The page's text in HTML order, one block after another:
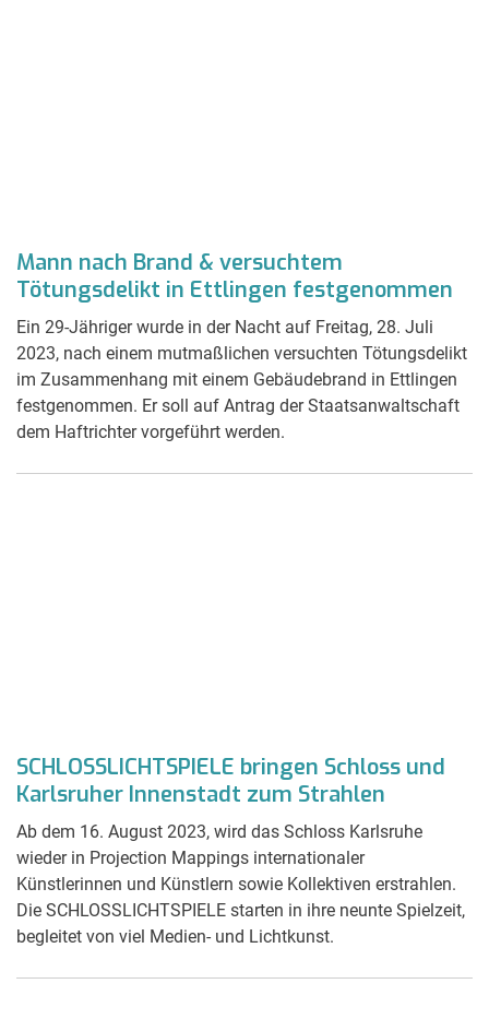
Mann nach Brand & versuchtem
Tötungsdelikt in Ettlingen festgenommen
Ein 29-Jähriger wurde in der Nacht auf Freitag, 28. Juli
2023, nach einem mutmaßlichen versuchten Tötungsdelikt
im Zusammenhang mit einem Gebäudebrand in Ettlingen
festgenommen. Er soll auf Antrag der Staatsanwaltschaft
dem Haftrichter vorgeführt werden.
SCHLOSSLICHTSPIELE bringen Schloss und
Karlsruher Innenstadt zum Strahlen
Ab dem 16. August 2023, wird das Schloss Karlsruhe
wieder in Projection Mappings internationaler
Künstlerinnen und Künstlern sowie Kollektiven erstrahlen.
Die SCHLOSSLICHTSPIELE starten in ihre neunte Spielzeit,
begleitet von viel Medien- und Lichtkunst.